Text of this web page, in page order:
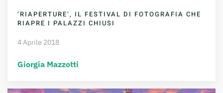
‘RIAPERTURE’, IL FESTIVAL DI FOTOGRAFIA CHE
RIAPRE I PALAZZI CHIUSI
4 Aprile 2018
Giorgia Mazzotti